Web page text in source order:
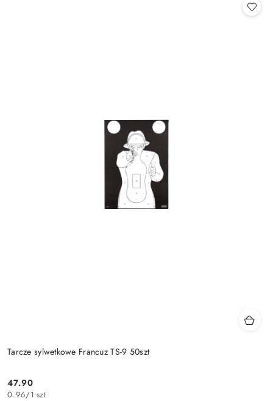
Tarcze sylwetkowe Francuz TS-9 50szt
Cena:
47.90
0.96/1 szt